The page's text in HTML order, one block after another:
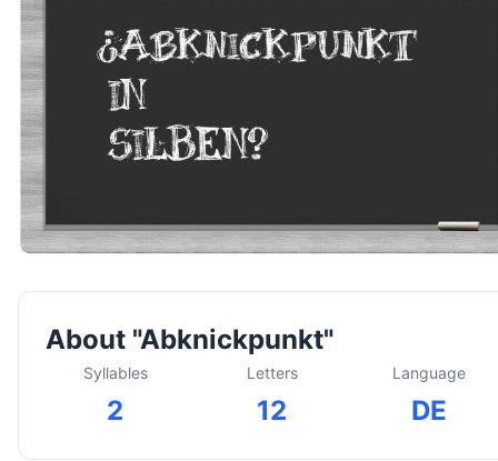
About "Abknickpunkt"
Syllables
2
Letters
12
Language
DE